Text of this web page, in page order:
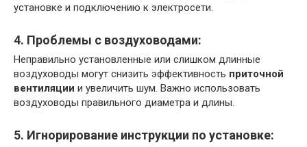
установке и подключению к электросети.
4. Проблемы с воздуховодами:
Неправильно установленные или слишком длинные
воздуховоды могут снизить эффективность приточной
вентиляции и увеличить шум. Важно использовать
воздуховоды правильного диаметра и длины.
5. Игнорирование инструкции по установке: